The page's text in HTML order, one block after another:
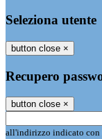
Seleziona utente
button close ×
Recupero
button close ×
all'indirizzo indicato con